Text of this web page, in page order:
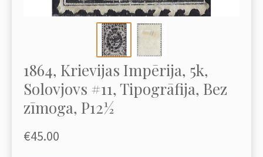
1864, Krievijas Impērija, 5k,
Solovjovs #11, Tipogrāfija, Bez
zīmoga, P12½
€45.00